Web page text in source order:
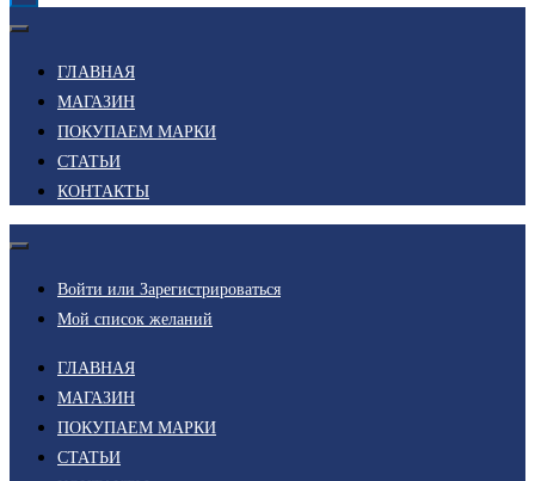
ГЛАВНАЯ
МАГАЗИН
ПОКУПАЕМ МАРКИ
СТАТЬИ
КОНТАКТЫ
Войти или Зарегистрироваться
Мой список желаний
ГЛАВНАЯ
МАГАЗИН
ПОКУПАЕМ МАРКИ
СТАТЬИ